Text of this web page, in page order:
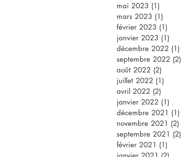
mai 2023 (1)
mars 2023 (1)
février 2023 (1)
janvier 2023 (1)
décembre 2022 (1)
septembre 2022 (2)
août 2022 (2)
juillet 2022 (1)
avril 2022 (2)
janvier 2022 (1)
décembre 2021 (1)
novembre 2021 (2)
septembre 2021 (2)
février 2021 (1)
janvier 2021 (2)